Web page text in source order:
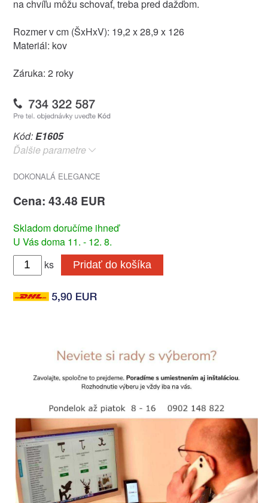
na chvíľu môžu schovať, treba pred dažďom.
Rozmer v cm (ŠxHxV): 19,2 x 28,9 x 126
Materiál: kov
Záruka: 2 roky
Kód:E1605
Ďalšie parametre
DOKONALÁ ELEGANCE
Cena: 43.48 EUR
Skladom doručíme ihneď
U Vás doma 11. - 12. 8.
ks
Pridať do košíka